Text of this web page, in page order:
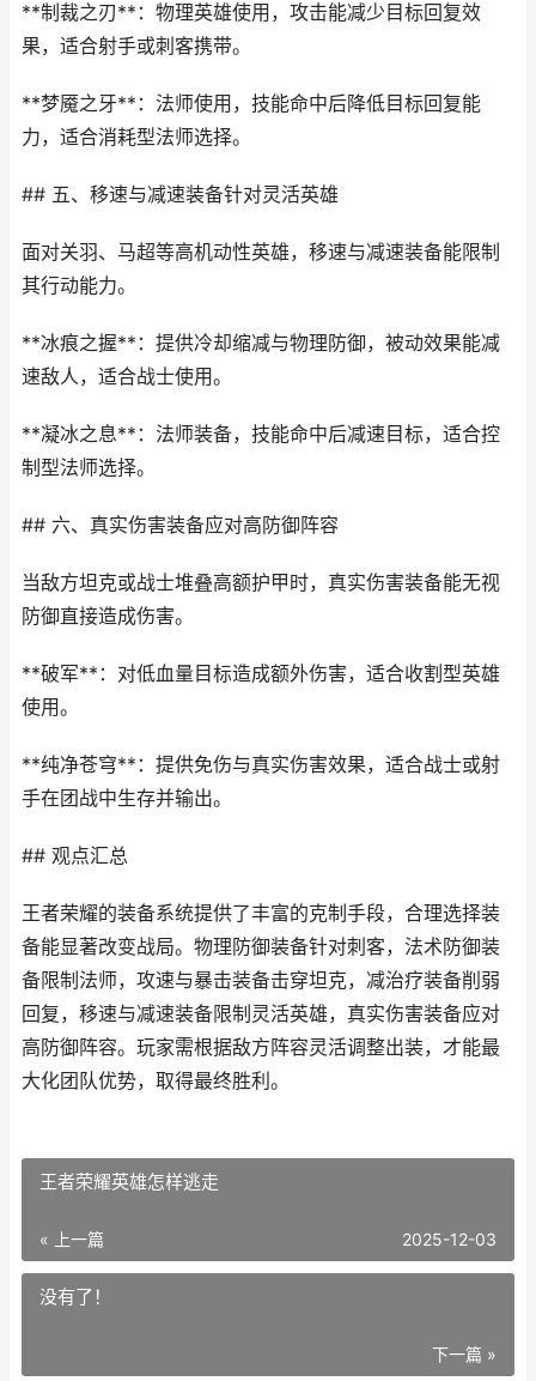
**制裁之刃**：物理英雄使用，攻击能减少目标回复效
果，适合射手或刺客携带。
**梦魇之牙**：法师使用，技能命中后降低目标回复能
力，适合消耗型法师选择。
## 五、移速与减速装备针对灵活英雄
面对关羽、马超等高机动性英雄，移速与减速装备能限制
其行动能力。
**冰痕之握**：提供冷却缩减与物理防御，被动效果能减
速敌人，适合战士使用。
**凝冰之息**：法师装备，技能命中后减速目标，适合控
制型法师选择。
## 六、真实伤害装备应对高防御阵容
当敌方坦克或战士堆叠高额护甲时，真实伤害装备能无视
防御直接造成伤害。
**破军**：对低血量目标造成额外伤害，适合收割型英雄
使用。
**纯净苍穹**：提供免伤与真实伤害效果，适合战士或射
手在团战中生存并输出。
## 观点汇总
王者荣耀的装备系统提供了丰富的克制手段，合理选择装
备能显著改变战局。物理防御装备针对刺客，法术防御装
备限制法师，攻速与暴击装备击穿坦克，减治疗装备削弱
回复，移速与减速装备限制灵活英雄，真实伤害装备应对
高防御阵容。玩家需根据敌方阵容灵活调整出装，才能最
大化团队优势，取得最终胜利。
王者荣耀英雄怎样逃走
« 上一篇 2025-12-03
没有了！
下一篇 »